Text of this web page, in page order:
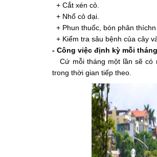
+ Cắt xén cỏ.
+ Nhổ cỏ dại.
+ Phun thuốc, bón phân
+ Kiểm tra sâu bệnh của cây
- Công việc định kỳ mỗi
Cứ mỗi tháng một lần sẽ có
trong thời gian tiếp theo.